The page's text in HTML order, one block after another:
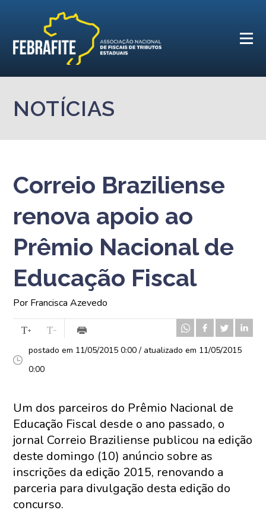
NOTÍCIAS
Correio Braziliense
renova apoio ao
Prêmio Nacional de
Educação Fiscal
Por Francisca Azevedo
postado em 11/05/2015 0:00 / atualizado em 11/05/2015
0:00
Um dos parceiros do Prêmio Nacional de
Educação Fiscal desde o ano passado, o
jornal Correio Braziliense publicou na edição
deste domingo (10) anúncio sobre as
inscrições da edição 2015, renovando a
parceria para divulgação desta edição do
concurso.